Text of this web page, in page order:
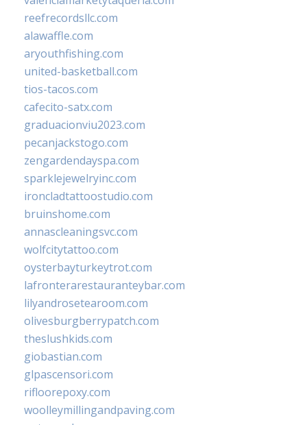
reefrecordsllc.com
alawaffle.com
aryouthfishing.com
united-basketball.com
tios-tacos.com
cafecito-satx.com
graduacionviu2023.com
pecanjackstogo.com
zengardendayspa.com
sparklejewelryinc.com
ironcladtattoostudio.com
bruinshome.com
annascleaningsvc.com
wolfcitytattoo.com
oysterbayturkeytrot.com
lafronterarestauranteybar.com
lilyandrosetearoom.com
olivesburgberrypatch.com
theslushkids.com
giobastian.com
glpascensori.com
rifloorepoxy.com
woolleymillingandpaving.com